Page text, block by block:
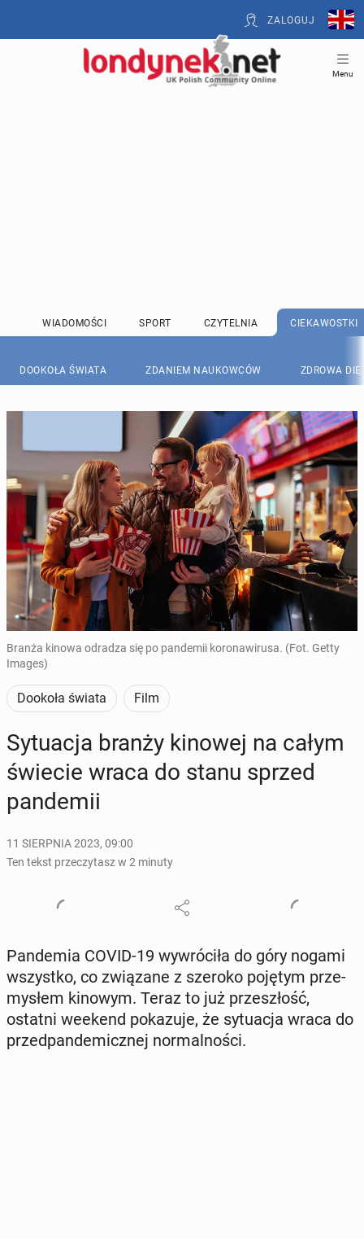
ZALOGUJ
Menu
WIADOMOŚCI SPORT CZYTELNIA CIEKAWOSTKI
DOOKOŁA ŚWIATA ZDANIEM NAUKOWCÓW ZDROWA
Branża kinowa odradza się po pandemii koronawirusa. (Fot. Getty
Images)
Dookoła świata Film
Sy­tu­acja branży kinowej na całym
świecie wraca do stanu sprzed
pan­de­mii
11 SIERPNIA 2023, 09:00
Ten tekst przeczytasz w 2 minuty
Pan­de­mia COVID-19 wy­wró­ci­ła do góry nogami
wszyst­ko, co zwią­za­ne z szeroko pojętym prze­
my­słem kinowym. Teraz to już prze­szłość,
ostatni weekend po­ka­zu­je, że sy­tu­acja wraca do
przed­pan­de­micz­nej nor­mal­no­ści.